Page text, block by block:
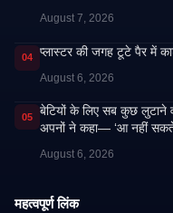
August 7, 2026
04 प्लास्टर की जगह टूटे पैर में
August 6, 2026
05
बेटियों के लिए सब कुछ लुटाने
अपनों ने कहा— ‘आ नहीं सकते,
August 6, 2026
महत्वपूर्ण लिंक